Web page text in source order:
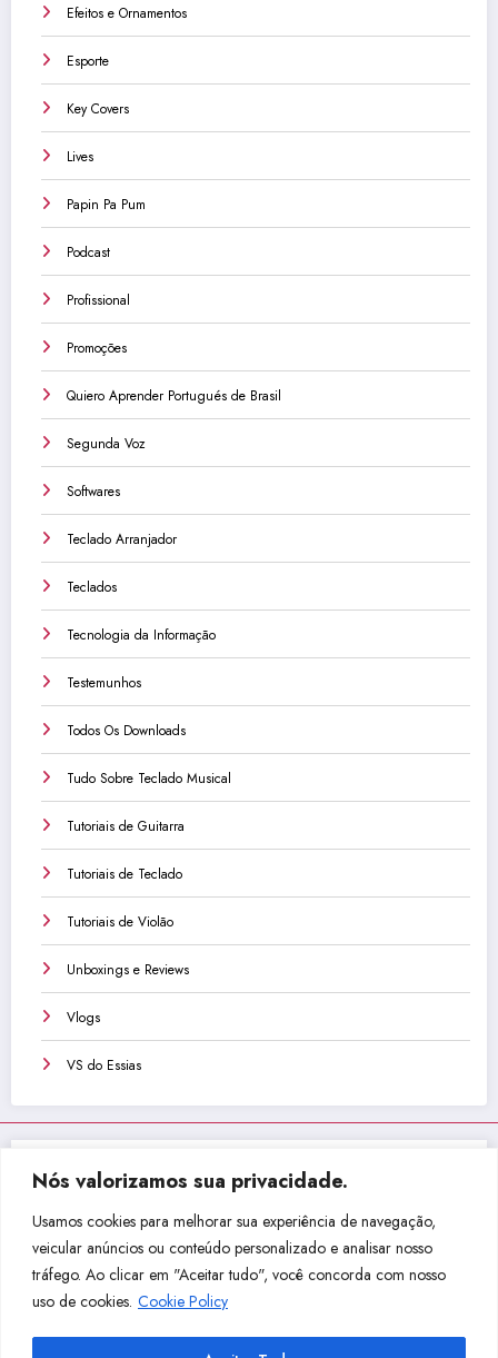
Nós valorizamos sua privacidade.
Usamos cookies para melhorar sua experiência de navegação,
veicular anúncios ou conteúdo personalizado e analisar nosso
tráfego. Ao clicar em "Aceitar tudo", você concorda com nosso
uso de cookies. Cookie Policy
Efeitos e Ornamentos
Esporte
Key Covers
Lives
Papin Pa Pum
Podcast
Profissional
Promoções
Quiero Aprender Portugués de Brasil
Segunda Voz
Softwares
Teclado Arranjador
Teclados
Tecnologia da Informação
Testemunhos
Todos Os Downloads
Tudo Sobre Teclado Musical
Tutoriais de Guitarra
Tutoriais de Teclado
Tutoriais de Violão
Unboxings e Reviews
Vlogs
VS do Essias
Não perca isso!
Com
Não